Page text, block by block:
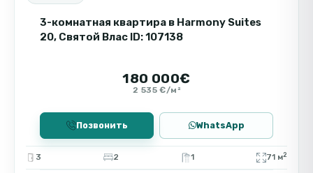
3-комнатная квартира в Harmony Suites
20, Святой Влас ID: 107138
180 000€
2 535 €/м²
Позвонить WhatsApp
3 2 1 71 м2